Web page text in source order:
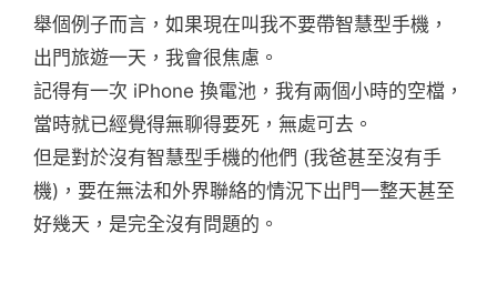
舉個例子而言，如果現在叫我不要帶智慧型手機，
出門旅遊一天，我會很焦慮。
記得有一次 iPhone 換電池，我有兩個小時的空檔，
當時就已經覺得無聊得要死，無處可去。
但是對於沒有智慧型手機的他們 (我爸甚至沒有手
機)，要在無法和外界聯絡的情況下出門一整天甚至
好幾天，是完全沒有問題的。